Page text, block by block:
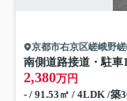
京都市右京区嵯峨野
南側道路接道・駐車
2,380万円
- / 91.53㎡ / 4LDK /築